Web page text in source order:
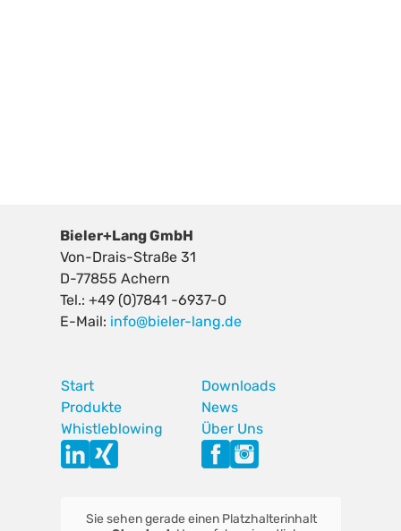
Bieler+Lang GmbH
Von-Drais-Straße 31
D-77855 Achern
Tel.: +49 (0)7841 -6937-0
E-Mail: info@bieler-lang.de
Start
Produkte
Whistleblowing
Downloads
News
Über Uns
Sie sehen gerade einen Platzhalterinhalt